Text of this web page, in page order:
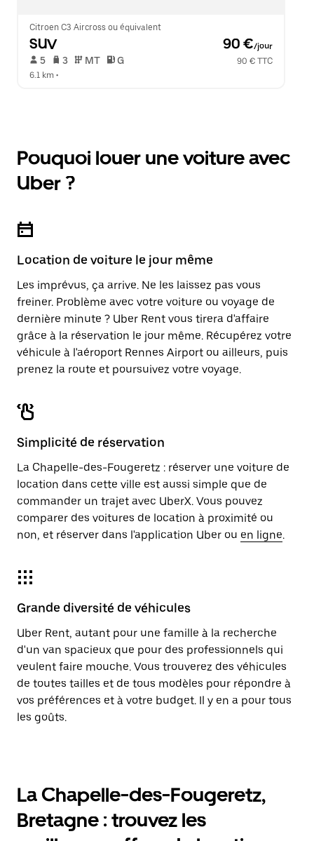
Citroen C3 Aircross ou équivalent
SUV 90 €/jour
5 3 MT G
90 € TTC
6.1 km •
Pouquoi louer une voiture avec
Uber ?
Location de voiture le jour même
Les imprévus, ça arrive. Ne les laissez pas vous
freiner. Problème avec votre voiture ou voyage de
dernière minute ? Uber Rent vous tirera d'affaire
grâce à la réservation le jour même. Récupérez votre
véhicule à l'aéroport Rennes Airport ou ailleurs, puis
prenez la route et poursuivez votre voyage.
Simplicité de réservation
La Chapelle-des-Fougeretz : réserver une voiture de
location dans cette ville est aussi simple que de
commander un trajet avec UberX. Vous pouvez
comparer des voitures de location à proximité ou
non, et réserver dans l'application Uber ou en ligne.
Grande diversité de véhicules
Uber Rent, autant pour une famille à la recherche
d'un van spacieux que pour des professionnels qui
veulent faire mouche. Vous trouverez des véhicules
de toutes tailles et de tous modèles pour répondre à
vos préférences et à votre budget. Il y en a pour tous
les goûts.
La Chapelle-des-Fougeretz,
Bretagne : trouvez les